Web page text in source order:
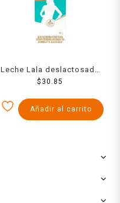
Leche Lala deslactosada
light 1 l
$ 30.85
Añadir al carrito